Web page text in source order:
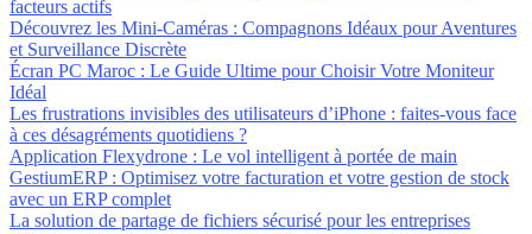
facteurs actifs
Découvrez les Mini-Caméras : Compagnons Idéaux pour Aventures
et Surveillance Discrète
Écran PC Maroc : Le Guide Ultime pour Choisir Votre Moniteur
Idéal
Les frustrations invisibles des utilisateurs d’iPhone : faites-vous face
à ces désagréments quotidiens ?
Application Flexydrone : Le vol intelligent à portée de main
GestiumERP : Optimisez votre facturation et votre gestion de stock
avec un ERP complet
La solution de partage de fichiers sécurisé pour les entreprises